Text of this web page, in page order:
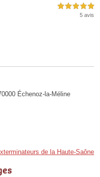
5,0 étoiles sur 5
5 avis
Échenoz-la-Méline
de la Haute-Saône